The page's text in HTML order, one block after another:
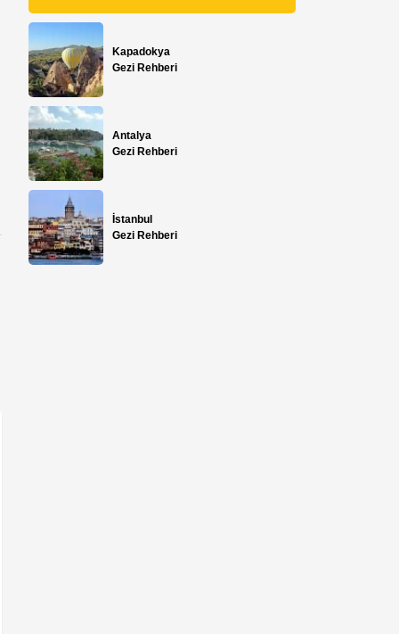
Kapadokya
Gezi Rehberi
Antalya
Gezi Rehberi
İstanbul
Gezi Rehberi